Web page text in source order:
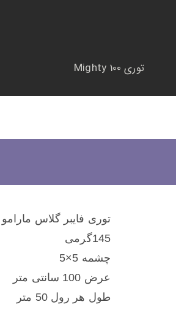
توری Mighty 100
توری فایبر گلاس مارامو
145گرمی
چشمه 5×5
عرض 100 سانتی متر
طول هر رول 50 متر